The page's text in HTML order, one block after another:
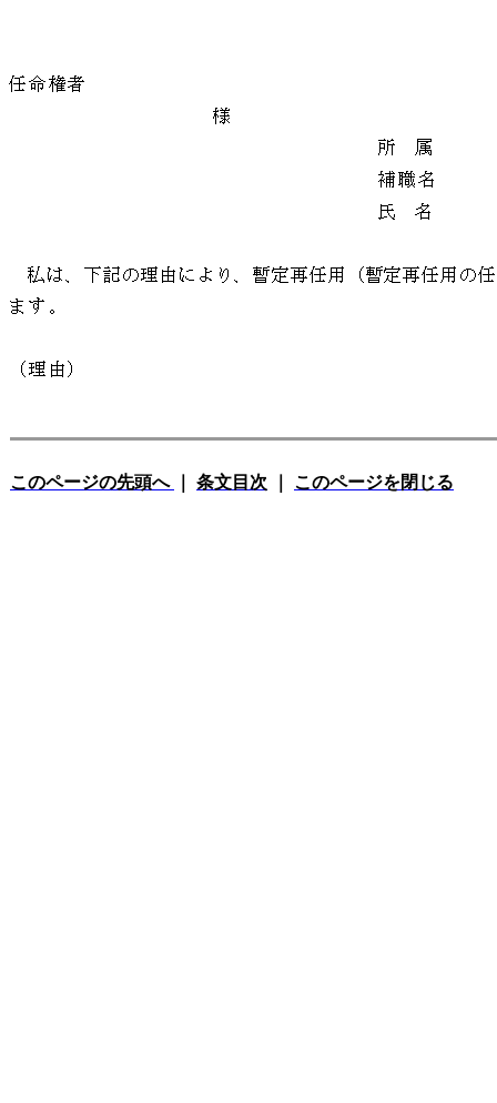
このページの先頭へ 条文目次 このページを閉じる